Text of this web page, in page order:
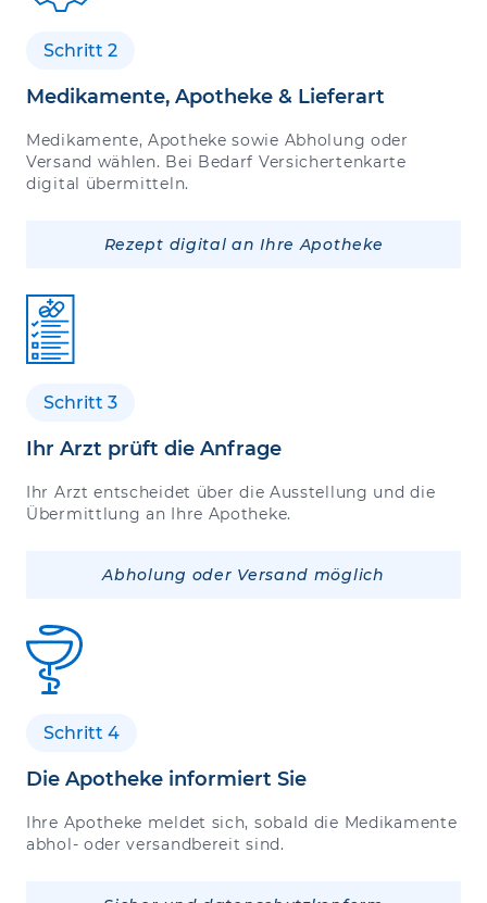
Schritt 2
Medikamente, Apotheke & Lieferart
Medikamente, Apotheke sowie Abholung oder
Versand wählen. Bei Bedarf Versichertenkarte
digital übermitteln.
Rezept digital an Ihre Apotheke
Schritt 3
Ihr Arzt prüft die Anfrage
Ihr Arzt entscheidet über die Ausstellung und die
Übermittlung an Ihre Apotheke.
Abholung oder Versand möglich
Schritt 4
Die Apotheke informiert Sie
Ihre Apotheke meldet sich, sobald die Medikamente
abhol- oder versandbereit sind.